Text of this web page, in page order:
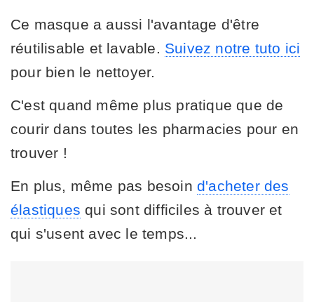
Ce masque a aussi l'avantage d'être
réutilisable et lavable. Suivez notre tuto ici
pour bien le nettoyer.
C'est quand même plus pratique que de
courir dans toutes les pharmacies pour en
trouver !
En plus, même pas besoin d'acheter des
élastiques qui sont difficiles à trouver et
qui s'usent avec le temps...